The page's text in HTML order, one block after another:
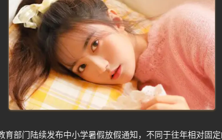
育部门陆续发布中小学暑假放假通知，不同于往年相对固